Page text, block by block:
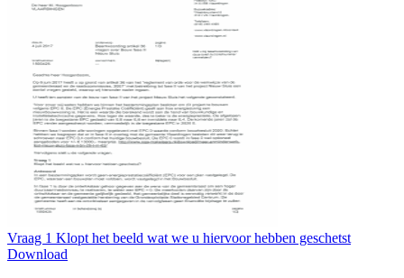
Vraag 1 Klopt het beeld wat we u hiervoor hebben geschetst
Download